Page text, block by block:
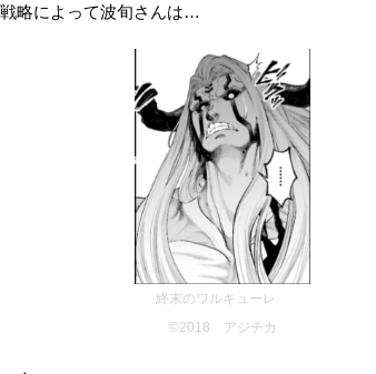
略によって波旬さんは…
終末のワルキューレ
©2018 アジチカ